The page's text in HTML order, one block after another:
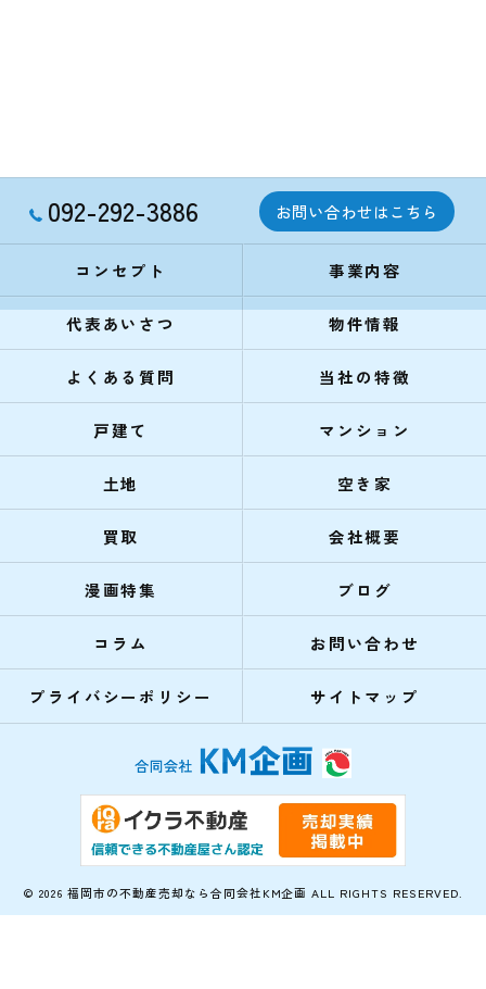
092-292-3886 お問い合わせはこちら
コンセプト 事業内容
代表あいさつ 物件情報
よくある質問 当社の特徴
戸建て マンション
土地 空き家
買取 会社概要
漫画特集 ブログ
コラム お問い合わせ
プライバシーポリシー サイトマップ
© 2026 福岡市の不動産売却なら合同会社KM企画 ALL RIGHTS RESERVED.